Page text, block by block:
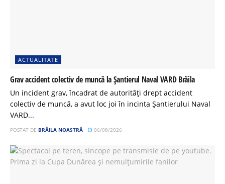
ACTUALITATE
Grav accident colectiv de muncă la Șantierul Naval VARD Brăila
Un incident grav, încadrat de autorități drept accident
colectiv de muncă, a avut loc joi în incinta Șantierului Naval
VARD...
POSTAT DE BRĂILA NOASTRĂ 06/08/2026